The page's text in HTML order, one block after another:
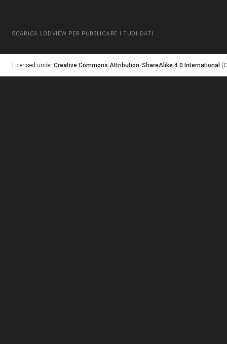
SCARICA LODVIEW PER PUBBLICARE I TUOI DATI
Licensed under Creative Commons Attribution-ShareAlike 4.0 International